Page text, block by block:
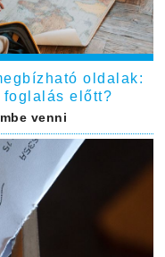
oldalak:
előtt?
venni